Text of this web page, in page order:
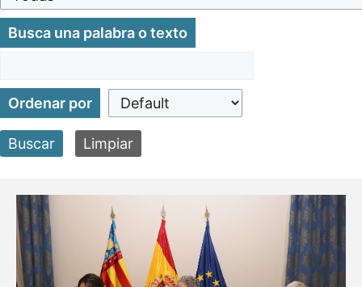
Busca una palabra o texto
Ordenar por
Buscar Limpiar